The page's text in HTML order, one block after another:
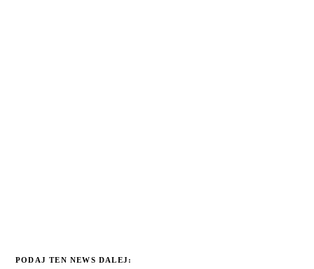
PODAJ TEN NEWS DALEJ: